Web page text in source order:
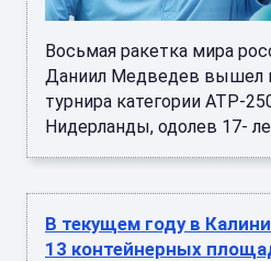
Восьмая ракетка мира
Даниил Медведев вышел
турнира категории АТР-
Нидерланды, одолев 17-
В текущем году в
13 контейнерных